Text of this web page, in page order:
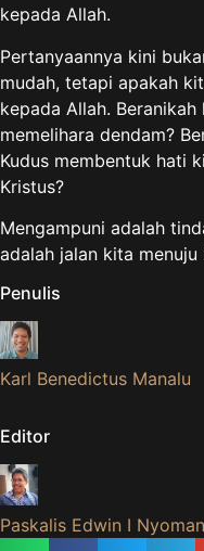
kepada Allah.
Pertanyaannya kini
mudah, tetapi apakah
kepada Allah.
memelihara dendam?
Kudus membentuk hati
Kristus?
Mengampuni adalah
adalah jalan kita menuju
Penulis
Karl Benedictus Manalu
Editor
Paskalis Edwin I